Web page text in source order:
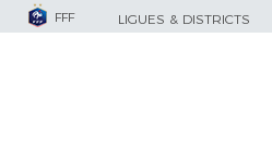
FFF LIGUES & DISTRICTS